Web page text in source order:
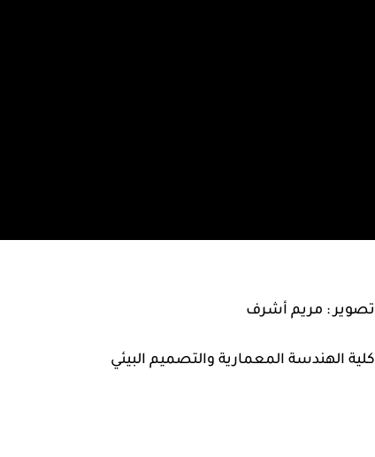
تصوير : مريم أشرف
كلية الهندسة المعمارية والتصميم البيئي